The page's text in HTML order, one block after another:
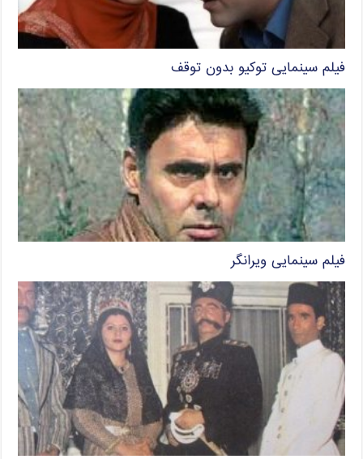
فیلم سینمایی توکیو بدون توقف
فیلم سینمایی ویرانگر